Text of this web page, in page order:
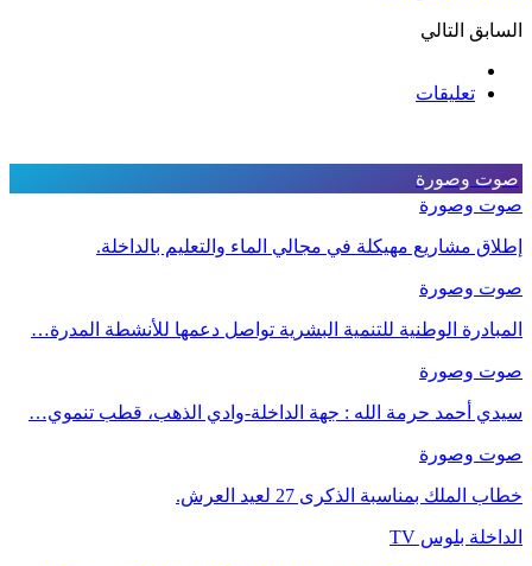
السابق التالي
تعليقات
صوت وصورة
صوت وصورة
إطلاق مشاريع مهيكلة في مجالي الماء والتعليم بالداخلة.
صوت وصورة
المبادرة الوطنية للتنمية البشرية تواصل دعمها للأنشطة المدرة…
صوت وصورة
سيدي أحمد حرمة الله : جهة الداخلة-وادي الذهب، قطب تنموي…
صوت وصورة
خطاب الملك بمناسبة الذكرى 27 لعيد العرش.
الداخلة بلوس TV